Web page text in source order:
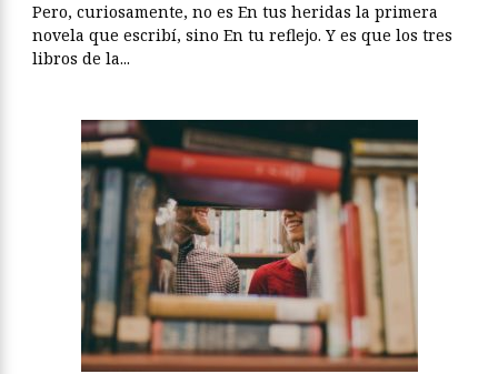
Pero, curiosamente, no es En tus heridas la primera
novela que escribí, sino En tu reflejo. Y es que los tres
libros de la...